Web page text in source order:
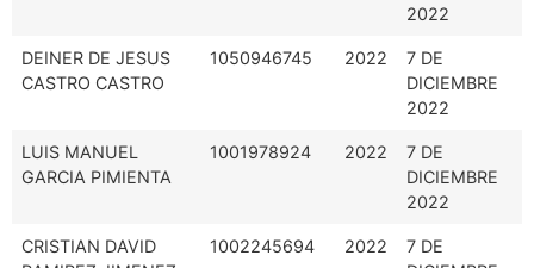
2022
DEINER DE JESUS
CASTRO CASTRO
1050946745 2022
7 DE
DICIEMBRE
2022
LUIS MANUEL
GARCIA PIMIENTA
1001978924 2022
7 DE
DICIEMBRE
2022
CRISTIAN DAVID
1002245694 2022
7 DE